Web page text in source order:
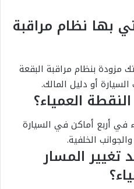
بها نظام مراقبة
مزودة بنظام مراقبة البقعة
العمياء؟
في أربع أماكن في السيارة
الخلفية.
تغيير المسار